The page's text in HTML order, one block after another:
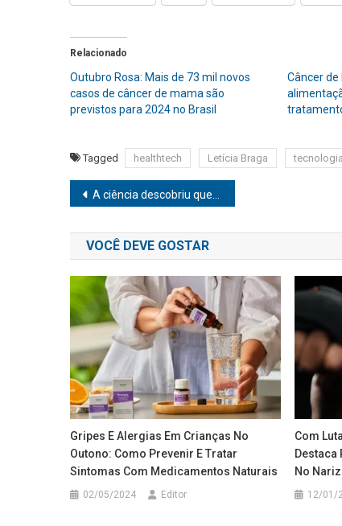
Relacionado
Outubro Rosa: Mais de 73 mil novos
casos de câncer de mama são
previstos para 2024 no Brasil
Câncer de
Tagged healthtech Letícia Braga tecnologia
Navegação
de
Post
A ciência descobriu que envelhecer tem picos. E que a atividade física é o melhor remédio
VOCÊ DEVE GOSTAR
Gripes E Alergias Em Crianças No
Outono: Como Prevenir E Tratar
Sintomas Com Medicamentos Naturais
02/05/2024 Editor
Com
Destaca
No
12/01/